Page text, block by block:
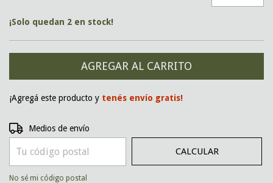
¡Solo quedan 2 en stock!
¡Agregá este producto y tenés envío gratis!
Entregas para el CP:
Medios de envío
CALCULAR
No sé mi código postal